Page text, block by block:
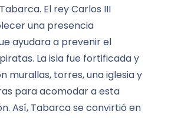
El rey Carlos III
una presencia
ayudara a prevenir el
La isla fue fortificada y
murallas, torres, una iglesia y
para acomodar a esta
Así, Tabarca se convirtió en